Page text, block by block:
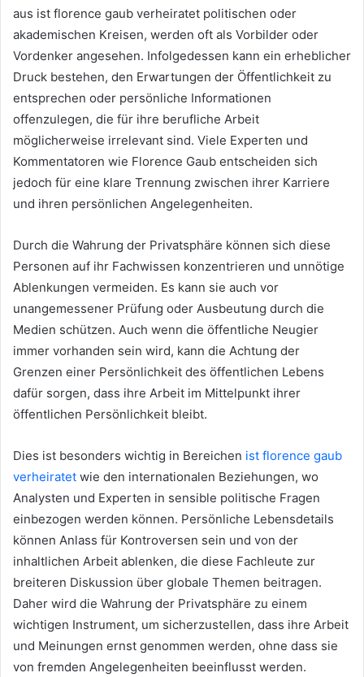
aus ist florence gaub verheiratet politischen oder
akademischen Kreisen, werden oft als Vorbilder oder
Vordenker angesehen. Infolgedessen kann ein erheblicher
Druck bestehen, den Erwartungen der Öffentlichkeit zu
entsprechen oder persönliche Informationen
offenzulegen, die für ihre berufliche Arbeit
möglicherweise irrelevant sind. Viele Experten und
Kommentatoren wie Florence Gaub entscheiden sich
jedoch für eine klare Trennung zwischen ihrer Karriere
und ihren persönlichen Angelegenheiten.
Durch die Wahrung der Privatsphäre können sich diese
Personen auf ihr Fachwissen konzentrieren und unnötige
Ablenkungen vermeiden. Es kann sie auch vor
unangemessener Prüfung oder Ausbeutung durch die
Medien schützen. Auch wenn die öffentliche Neugier
immer vorhanden sein wird, kann die Achtung der
Grenzen einer Persönlichkeit des öffentlichen Lebens
dafür sorgen, dass ihre Arbeit im Mittelpunkt ihrer
öffentlichen Persönlichkeit bleibt.
Dies ist besonders wichtig in Bereichen ist florence gaub
verheiratet wie den internationalen Beziehungen, wo
Analysten und Experten in sensible politische Fragen
einbezogen werden können. Persönliche Lebensdetails
können Anlass für Kontroversen sein und von der
inhaltlichen Arbeit ablenken, die diese Fachleute zur
breiteren Diskussion über globale Themen beitragen.
Daher wird die Wahrung der Privatsphäre zu einem
wichtigen Instrument, um sicherzustellen, dass ihre Arbeit
und Meinungen ernst genommen werden, ohne dass sie
von fremden Angelegenheiten beeinflusst werden.